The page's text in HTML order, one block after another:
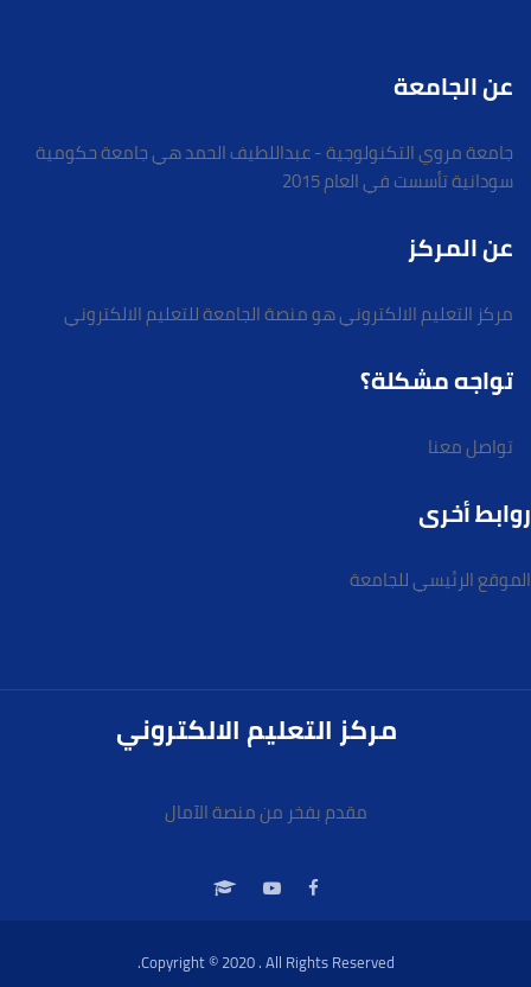
عن الجامعة
جامعة مروي التكنولوجية - عبداللطيف الحمد هي جامعة حكومية
سودانية تأسست في العام 2015
عن المركز
مركز التعليم الالكتروني هو منصة الجامعة للتعليم الالكتروني
تواجه مشكلة؟
تواصل معنا
روابط أخرى
الموقع الرئيسي للجامعة
مركز التعليم الالكتروني
مقدم بفخر من منصة الآمال
Copyright © 2020 . All Rights Reserved.